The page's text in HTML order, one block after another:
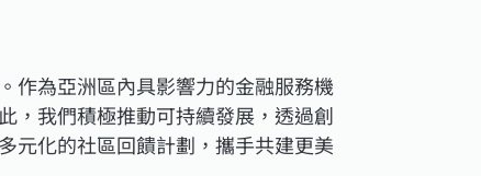
作為亞洲區內具影響力的金融服務機
，我們積極推動可持續發展，透過創
元化的社區回饋計劃，攜手共建更美